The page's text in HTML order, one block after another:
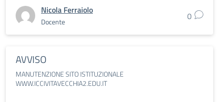
Nicola Ferraiolo
Docente 0
AVVISO
MANUTENZIONE SITO ISTITUZIONALE
WWW.ICCIVITAVECCHIA2.EDU.IT